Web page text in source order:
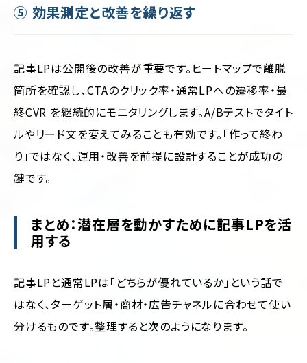
⑤ 効果測定と改善を繰り返す
記事LPは公開後の改善が重要です。ヒートマップで離脱
箇所を確認し、CTAのクリック率・通常LPへの遷移率・最
終CVR を継続的にモニタリングします。A/Bテストでタイト
ルやリード文を変えてみることも有効です。「作って終わ
り」ではなく、運用・改善を前提に設計することが成功の
鍵です。
まとめ：潜在層を動かすために記事LPを活
用する
記事LPと通常LPは「どちらが優れているか」という話で
はなく、ターゲット層・商材・広告チャネルに合わせて使い
分けるものです。整理すると次のようになります。